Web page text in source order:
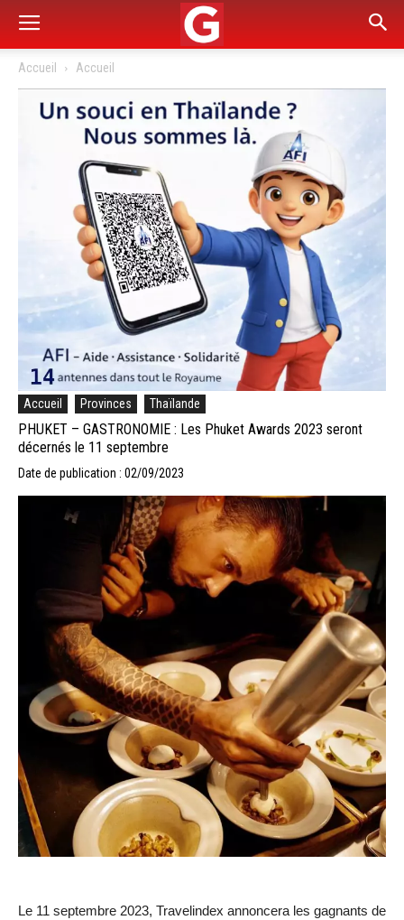
Accueil Accueil
Accueil Provinces Thaïlande
PHUKET – GASTRONOMIE : Les Phuket Awards 2023 seront
décernés le 11 septembre
Date de publication : 02/09/2023
Le 11 septembre 2023, Travelindex annoncera les gagnants de